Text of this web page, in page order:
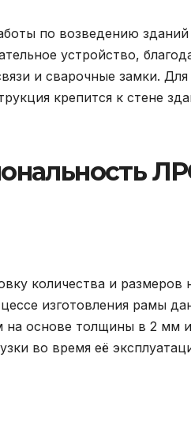
по возведению
устройство,
и сварочные замки.
крепится к стене
количества и размеров
изготовления рамы
на основе толщины в 2 мм
во время её